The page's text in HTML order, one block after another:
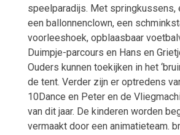
speelparadijs. Met springkussens,
een ballonnenclown, een
voorleeshoek, opblaasbaar
Duimpje-parcours en Hans en
Ouders kunnen toekijken in het
de tent. Verder zijn er optredens
10Dance en Peter en de
van dit jaar. De kinderen worden
vermaakt door een animatieteam.